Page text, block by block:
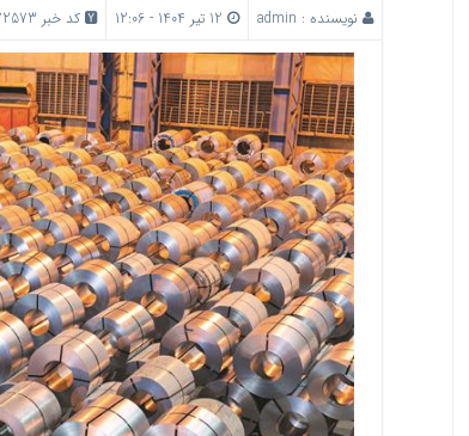
نویسنده : admin 12 تیر 1404 - 12:06 کد خبر 272573